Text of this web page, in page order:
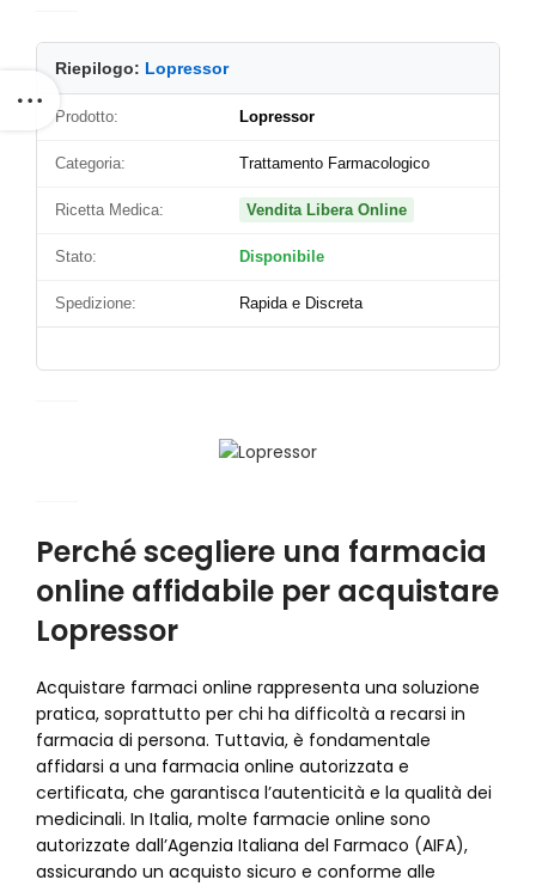
Riepilogo: Lopressor
Prodotto: Lopressor
Categoria: Trattamento Farmacologico
Ricetta Medica: Vendita Libera Online
Stato: Disponibile
Spedizione: Rapida e Discreta
Perché scegliere una farmacia
online affidabile per acquistare
Lopressor
Acquistare farmaci online rappresenta una soluzione
pratica, soprattutto per chi ha difficoltà a recarsi in
farmacia di persona. Tuttavia, è fondamentale
affidarsi a una farmacia online autorizzata e
certificata, che garantisca l’autenticità e la qualità dei
medicinali. In Italia, molte farmacie online sono
autorizzate dall’Agenzia Italiana del Farmaco (AIFA),
assicurando un acquisto sicuro e conforme alle